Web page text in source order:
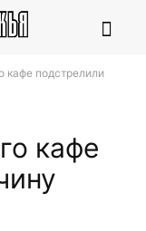
кафе подстрелили
кафе